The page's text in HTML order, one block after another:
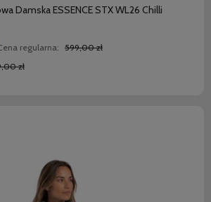
Damska ESSENCE STX WL26 Chilli
regularna: 599,00 zł
zł